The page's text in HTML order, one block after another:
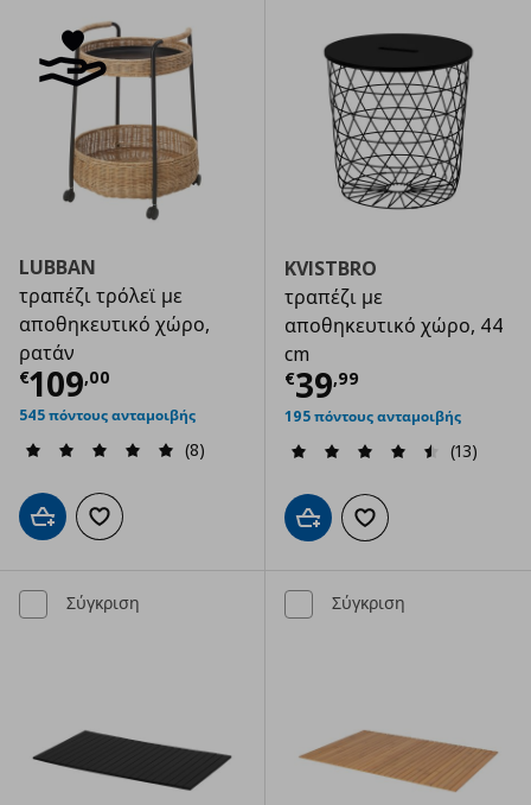
LUBBAN
τραπέζι τρόλεϊ με
αποθηκευτικό χώρο,
ρατάν
€109,00
Τρέχουσα τιμή € 109,00
545 πόντους ανταμοιβής
(8)
Προσθήκη στο καλάθι
Προσθήκη στα αγαπημένα
KVISTBRO
τραπέζι με
αποθηκευτικό χώρο, 44
cm
€39,99
Τρέχουσα
195 πόντους ανταμοιβής
(13)
Προσθήκη στο καλάθι
Προσθήκη στα
Σύγκριση Σύγκριση